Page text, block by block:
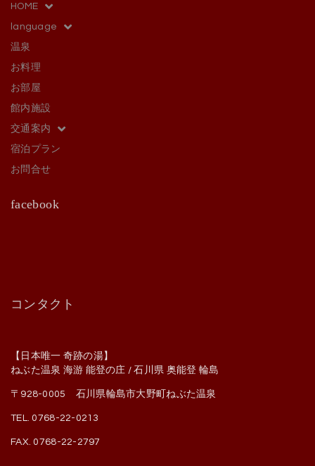
HOME
language
温泉
お料理
お部屋
館内施設
交通案内
宿泊プラン
お問合せ
facebook
コンタクト
【日本唯一 奇跡の湯】
ねぶた温泉 海游 能登の庄 / 石川県 奥能登 輪島
〒928-0005 石川県輪島市大野町ねぶた温泉
TEL. 0768-22-0213
FAX. 0768-22-2797